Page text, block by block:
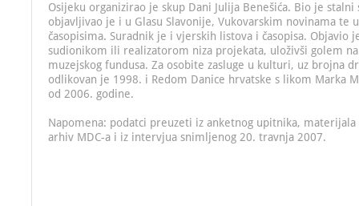
Osijeku organizirao je skup Dani Julija Benešića. Bio je
objavljivao je i u Glasu Slavonije, Vukovarskim novinama te
časopisima. Suradnik je i vjerskih listova i časopisa. Objavio
sudionikom ili realizatorom niza projekata, uloživši golem
muzejskog fundusa. Za osobite zasluge u kulturi, uz brojna
odlikovan je 1998. i Redom Danice hrvatske s likom Marka
od 2006. godine.
Napomena: podatci preuzeti iz anketnog upitnika, materijala
arhiv MDC-a i iz intervjua snimljenog 20. travnja 2007.